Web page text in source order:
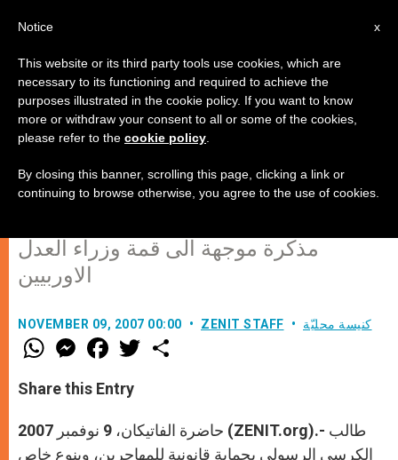
الفاتيكان يطالب بحماية النساء
والقاصرين المهاجرين من الاستغلال
الجنسي
مذكرة موجهة الى قمة وزراء العدل
الاوربيين
NOVEMBER 09, 2007 00:00 ZENIT STAFF كنيسة محليّة
W
h
t
s
p
p
M
e
s
e
g
e
r
F
a
e
b
k
w
r
Share this Entry
حاضرة الفاتيكان، 9 نوفمبر 2007 (ZENIT.org).- طالب
الكرسي الرسولي بحماية قانونية للمهاجرين، وبنوع خاص
x
Notice
This website or its third party tools use cookies, which are
necessary to its functioning and required to achieve the
purposes illustrated in the cookie policy. If you want to know
more or withdraw your consent to all or some of the cookies,
please refer to the cookie policy
By closing this banner, scrolling this page, clicking a link or
continuing to browse otherwise, you agree to the use of cookies.